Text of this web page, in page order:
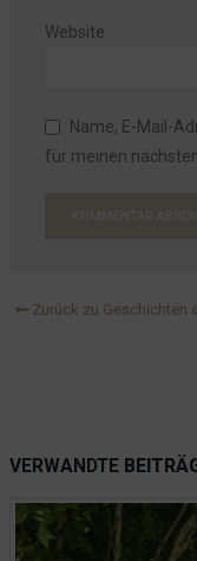
Website
Name, E-Mail-
für meinen
Zurück zu Geschichten
VERWANDTE